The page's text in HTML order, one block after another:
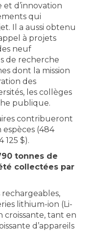
d’innovation
qui
Il a aussi obtenu
à projets
neuf
de recherche
dont la mission
des
les collèges
publique.
contribueront
espèces (484
125 $).
tonnes de
collectées par
lithium-ion (Li-
croissante, tant en
d’appareils